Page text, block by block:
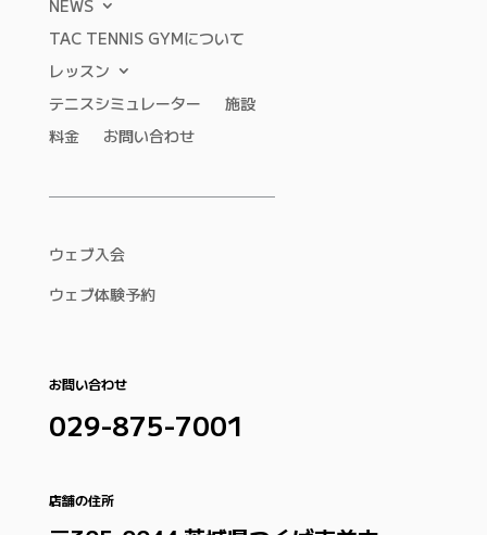
NEWS
TAC TENNIS GYMについて
レッスン
テニスシミュレーター
施設
料金
お問い合わせ
ウェブ入会
ウェブ体験予約
お問い合わせ
029-875-7001
店舗の住所